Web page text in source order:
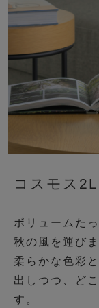
コスモス
ボリュームた
秋の風を運びま
柔らかな色彩
出しつつ、ど
す。